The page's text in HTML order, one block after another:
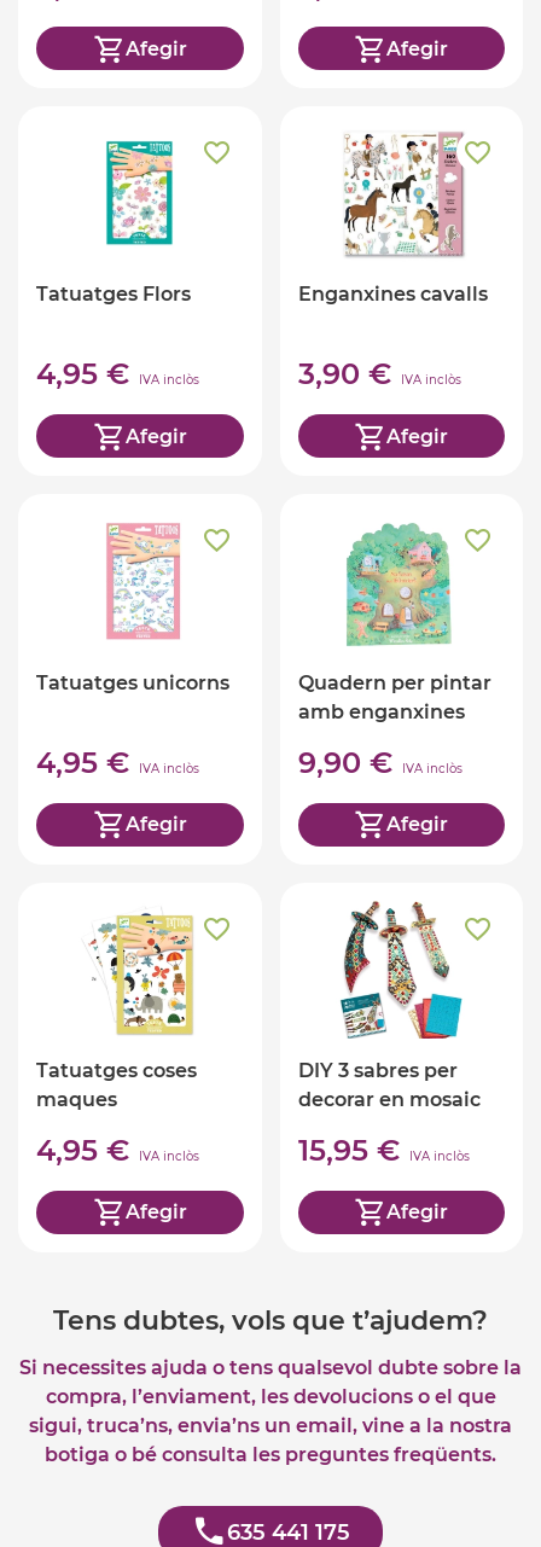
Afegir Afegir
Tatuatges Flors
4,95 € IVA inclòs
Afegir
Enganxines cavalls
3,90 € IVA inclòs
Afegir
Tatuatges unicorns
4,95 € IVA inclòs
Afegir
Quadern per pintar
amb enganxines
9,90 € IVA inclòs
Afegir
Tatuatges coses
maques
4,95 € IVA inclòs
Afegir
DIY 3 sabres per
decorar en mosaic
15,95 € IVA inclòs
Afegir
Tens dubtes, vols que t’ajudem?
Si necessites ajuda o tens qualsevol dubte sobre la
compra, l’enviament, les devolucions o el que
sigui, truca’ns, envia’ns un email, vine a la nostra
botiga o bé consulta les preguntes freqüents.
635 441 175